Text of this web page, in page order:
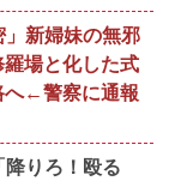
」新婦妹の無邪
場と化した式
へ←警察に通報
りろ！殴る